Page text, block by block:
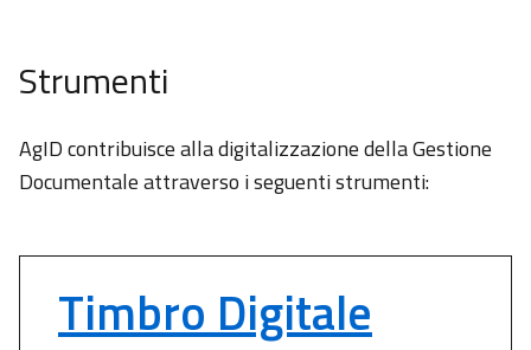
Strumenti
AgID contribuisce alla digitalizzazione della Gestione
Documentale attraverso i seguenti strumenti:
Timbro Digitale